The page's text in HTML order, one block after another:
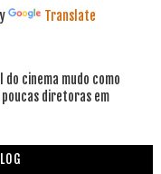
Translate
cinema mudo como
diretoras em